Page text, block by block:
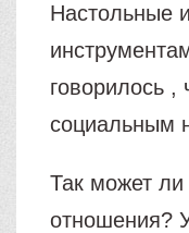
Настольные
говорилось
социальным
Так может
отношения?